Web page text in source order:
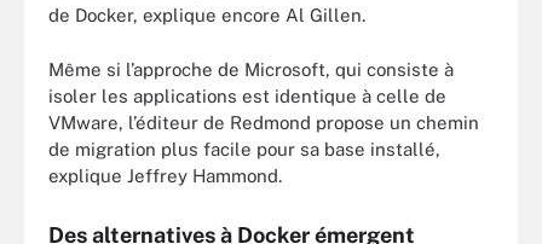
de Docker, explique encore Al Gillen.
Même si l’approche de Microsoft, qui consiste à
isoler les applications est identique à celle de
VMware, l’éditeur de Redmond propose un chemin
de migration plus facile pour sa base installé,
explique Jeffrey Hammond.
Des alternatives à Docker émergent